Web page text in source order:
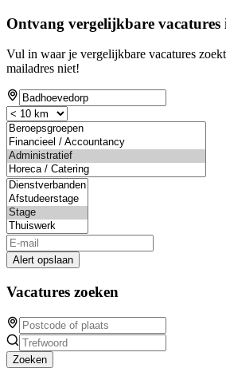
Ontvang vergelijkbare
Vul in waar je vergelijkbare vacatures
mailadres niet!
Alert opslaan
Vacatures zoeken
Zoeken